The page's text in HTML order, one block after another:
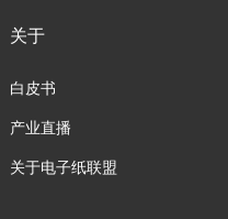
关于
白皮书
产业直播
关于电子纸联盟